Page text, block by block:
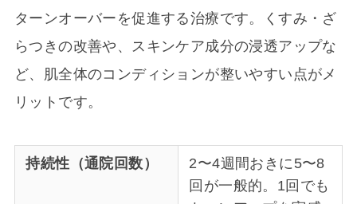
ターンオーバーを促進する治療です。くすみ・ざ
らつきの改善や、スキンケア成分の浸透アップな
ど、肌全体のコンディションが整いやすい点がメ
リットです。
持続性（通院回数）
2〜4週間おきに5〜8
回が一般的。1回でも